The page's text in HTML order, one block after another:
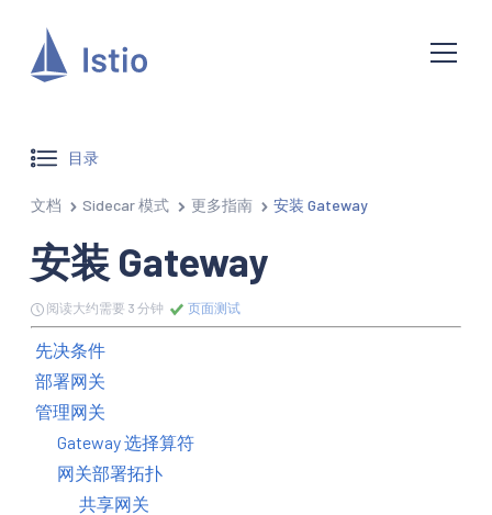
目录
文档 Sidecar 模式 更多指南 安装 Gateway
安装 Gateway
阅读大约需要 3 分钟 页面测试
先决条件
部署网关
管理网关
Gateway 选择算符
网关部署拓扑
共享网关